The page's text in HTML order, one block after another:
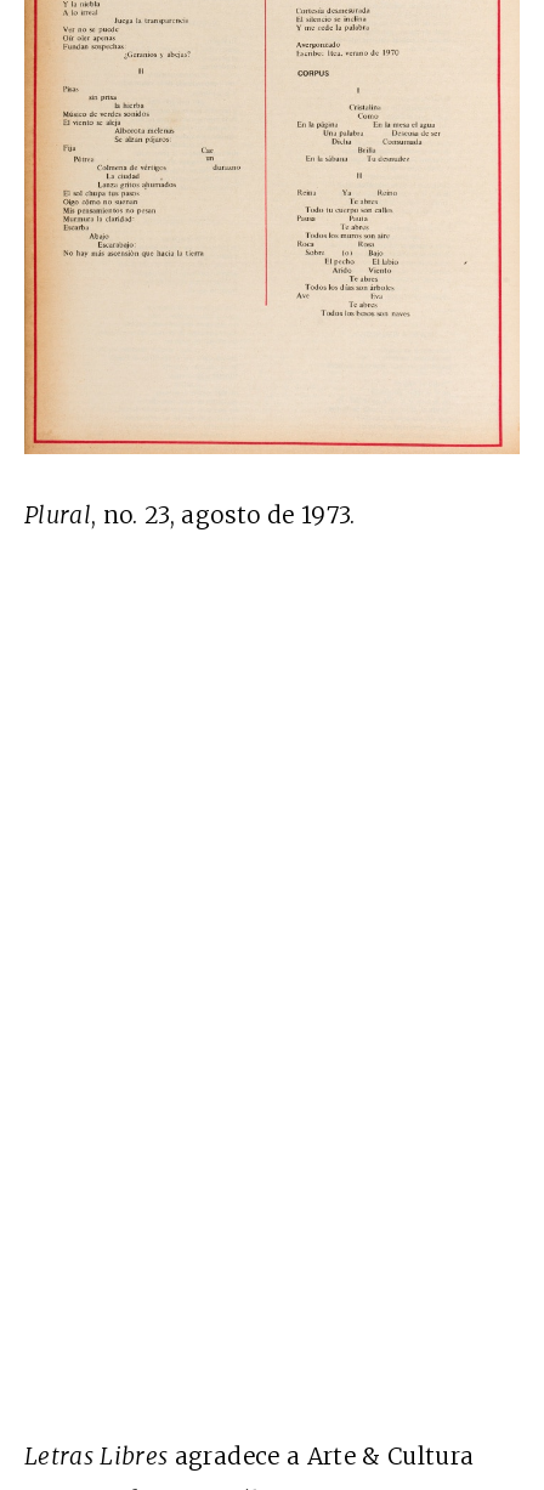
Plural, no. 23, agosto de 1973.
Letras Libres agradece a Arte & Cultura